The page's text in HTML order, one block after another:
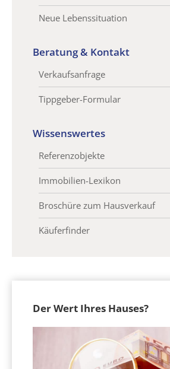
Neue Lebenssituation
Beratung & Kontakt
Verkaufsanfrage
Tippgeber-Formular
Wissenswertes
Referenzobjekte
Immobilien-Lexikon
Broschüre zum Hausverkauf
Käuferfinder
Der Wert Ihres Hauses?